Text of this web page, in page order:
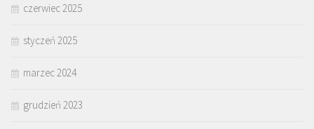
czerwiec 2025
styczeń 2025
marzec 2024
grudzień 2023